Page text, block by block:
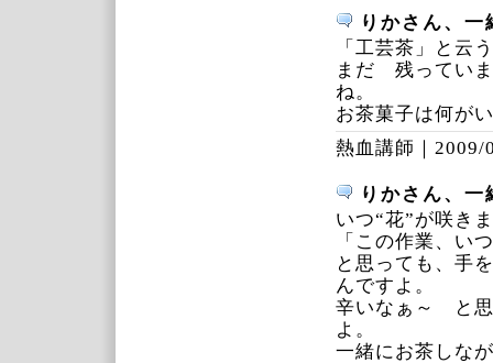
りかさん、
「工芸茶」と云
まだ 残っていま
ね。
お茶菓子は何が
熱血講師｜ 2009/
りかさん、
いつ“花”が咲き
「この作業、い
と思っても、手
んですよ。
辛いなぁ～ と思
よ。
一緒にお茶しな